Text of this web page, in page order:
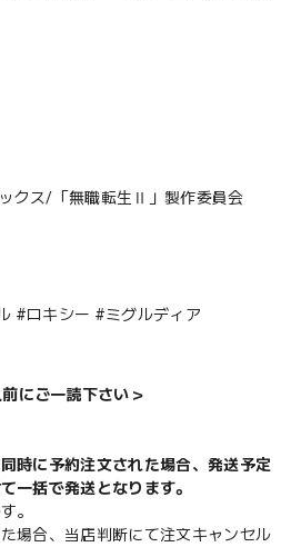
クス/「無職転生Ⅱ」製作委員会
#ロキシー #ミグルディア
にご一読下さい＞
時に予約注文された場合、発送予定
一括で発送となります。
。
場合、当店判断にて注文キャンセル